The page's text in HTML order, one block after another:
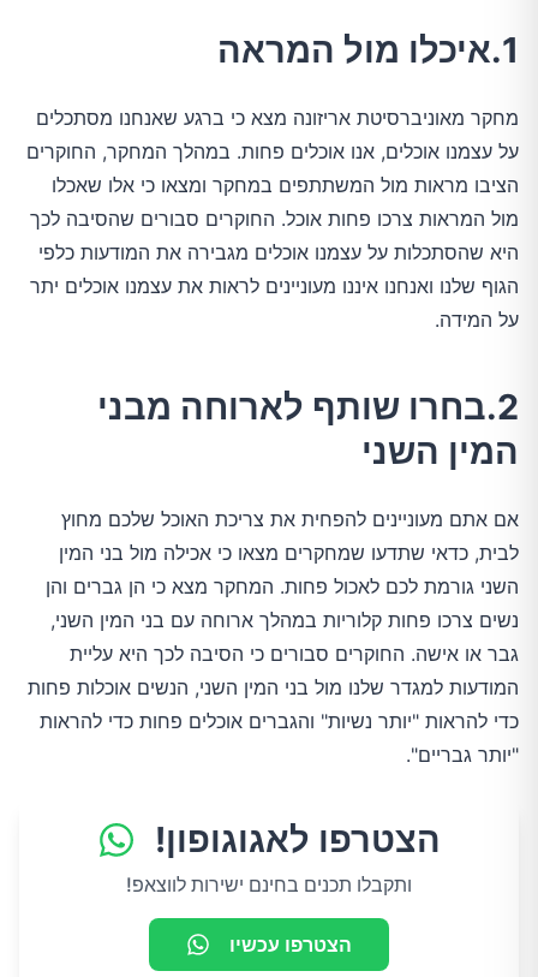
1.איכלו מול המראה
מחקר מאוניברסיטת אריזונה מצא כי ברגע שאנחנו מסתכלים
על עצמנו אוכלים, אנו אוכלים פחות. במהלך המחקר, החוקרים
הציבו מראות מול המשתתפים במחקר ומצאו כי אלו שאכלו
מול המראות צרכו פחות אוכל. החוקרים סבורים שהסיבה לכך
היא שהסתכלות על עצמנו אוכלים מגבירה את המודעות כלפי
הגוף שלנו ואנחנו איננו מעוניינים לראות את עצמנו אוכלים יתר
על המידה.
2.בחרו שותף לארוחה מבני
המין השני
אם אתם מעוניינים להפחית את צריכת האוכל שלכם מחוץ
לבית, כדאי שתדעו שמחקרים מצאו כי אכילה מול בני המין
השני גורמת לכם לאכול פחות. המחקר מצא כי הן גברים והן
נשים צרכו פחות קלוריות במהלך ארוחה עם בני המין השני,
גבר או אישה. החוקרים סבורים כי הסיבה לכך היא עליית
המודעות למגדר שלנו מול בני המין השני, הנשים אוכלות פחות
כדי להראות "יותר נשיות" והגברים אוכלים פחות כדי להראות
"יותר גבריים".
הצטרפו לאגוגופון!
ותקבלו תכנים בחינם ישירות לווצאפ!
הצטרפו עכשיו